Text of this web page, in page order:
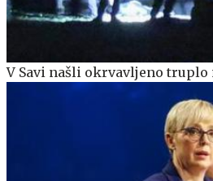
V Savi našli okrvavljeno truplo